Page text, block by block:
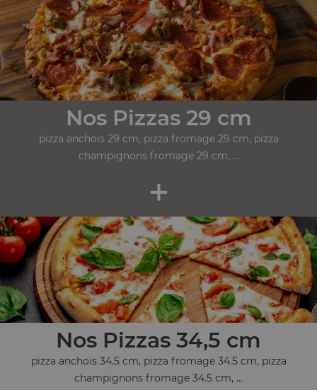
Nos Pizzas 29 cm
pizza anchois 29 cm, pizza fromage 29 cm, pizza
champignons fromage 29 cm, ...
+
Nos Pizzas 34,5 cm
pizza anchois 34.5 cm, pizza fromage 34.5 cm, pizza
champignons fromage 34.5 cm, ...